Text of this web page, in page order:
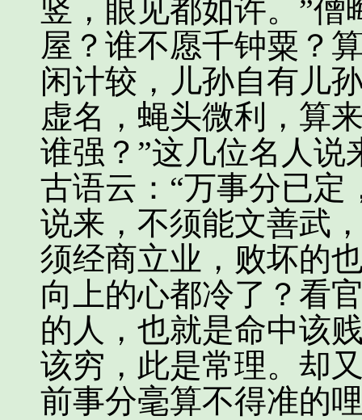
竖，眼见都如许。”僧
屋？谁不愿千钟粟？
闲计较，儿孙自有儿
虚名，蝇头微利，算
谁强？”这几位名人
古语云：“万事分已定
说来，不须能文善武
须经商立业，败坏的
向上的心都冷了？看
的人，也就是命中该
该穷，此是常理。却
前事分毫算不得准的